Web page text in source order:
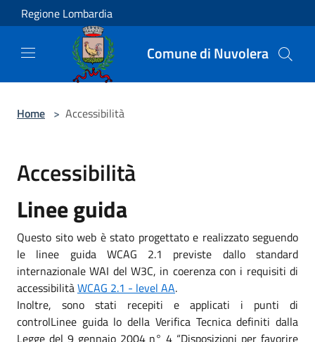
Salta al contenuto principale
Regione Lombardia
Comune di Nuvolera
Home > Accessibilità
Accessibilità
Linee guida
Questo sito web è stato progettato e realizzato seguendo
le linee guida WCAG 2.1 previste dallo standard
internazionale WAI del W3C, in coerenza con i requisiti di
accessibilitàWCAG 2.1 - level AA.
Inoltre, sono stati recepiti e applicati i punti di
controlLinee guida lo della Verifica Tecnica definiti dalla
Legge del 9 gennaio 2004 n° 4 “Disposizioni per favorire